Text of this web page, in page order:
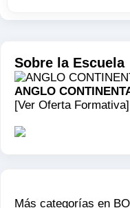
Sobre la Escuela
ANGLO
[Ver Oferta Formativa]
Más categorías en